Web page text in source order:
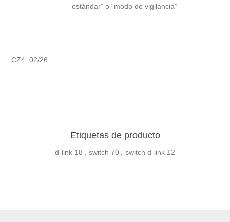
estándar” o “modo de vigilancia”
CZ4 02/26
Etiquetas de producto
d-link 18 , switch 70 , switch d-link 12